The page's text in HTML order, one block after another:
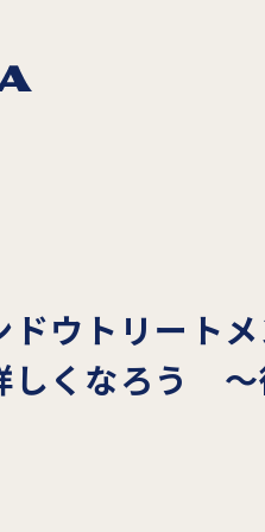
ドウトリート
しくなろう